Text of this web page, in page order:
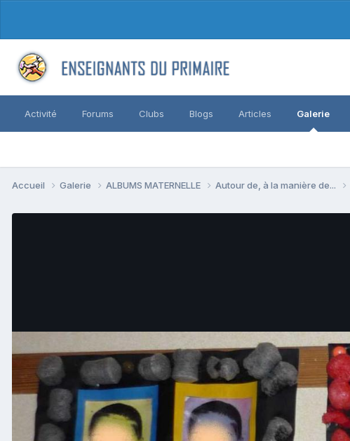
Activité Forums Clubs Blogs Articles Galerie
Accueil Galerie ALBUMS MATERNELLE Autour de, à la manière de...